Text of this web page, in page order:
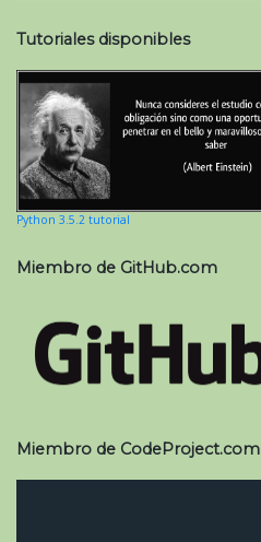
Tutoriales disponibles
Python 3.5.2 tutorial
Miembro de GitHub.com
Miembro de CodeProject.com